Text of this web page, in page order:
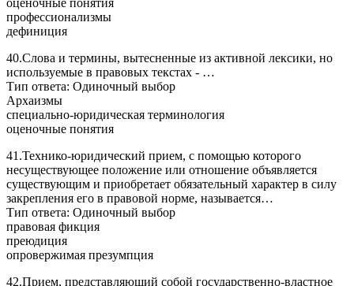
оценочные понятия
профессионализмы
дефиниция
40.Слова и термины, вытесненные из активной лексики, но
используемые в правовых текстах - …
Тип ответа: Одиночный выбор
Архаизмы
специально-юридическая терминология
оценочные понятия
41.Технико-юридический прием, с помощью которого
несуществующее положение или отношение объявляется
существующим и приобретает обязательный характер в силу
закрепления его в правовой норме, называется…
Тип ответа: Одиночный выбор
правовая фикция
преюдиция
опровержимая презумпция
42.Прием, представляющий собой государственно-властное